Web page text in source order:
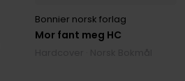
Mor fant meg HC
Bonnier norsk forlag